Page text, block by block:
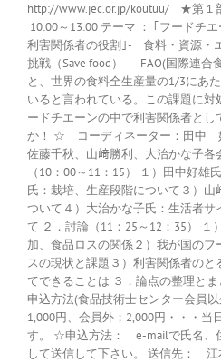
http://www.jec.or.jp/koutuu/ ★第１
10:00～13:00 テーマ ： ｢フードチ
利害関係者の役割｣- 食料・資源・
挑戦（Save food） - FAO(国際連合
と、世界の食料全生産量の1/3にあ
いると言われている。この課題に
ードチエーンの中で利害関係者と
か！ ☆ コーディネーター：田
佐藤千秋、山﨑勝利、大治かな子
（10：00～11：15） １）田中好雄
氏：栽培、生産段階について３）
ついて４）大治かな子氏：生活者
て ２．討論（11：25～12：35） １
加、食品ロスの関係２）我が国のフ
スの現状と課題３）利害関係者のと
てできることは ３．論点の整理と
申込方法(食品技術士センター会員
1,000円、会員外；2,000円・・・当
す。 ☆申込方法： e-mailで氏名、
して送信して下さい。 送信先： 江